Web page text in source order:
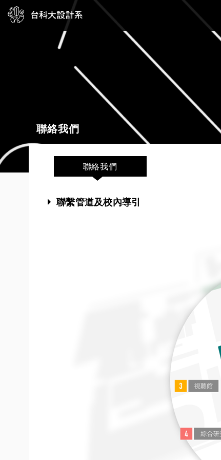
聯絡我們
聯絡我們
聯繫管道及校內導引